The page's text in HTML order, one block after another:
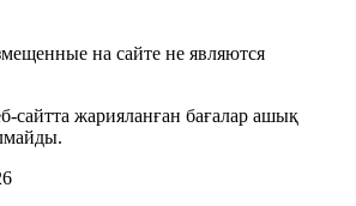
на сайте не являются
сайтта жарияланған бағалар ашық